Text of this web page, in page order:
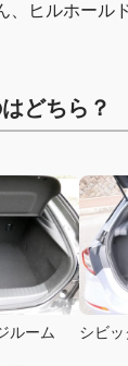
、ヒルホール
どちら？
ルーム シビ